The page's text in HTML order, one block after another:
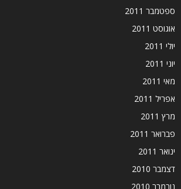
ספטמבר 2011
אוגוסט 2011
יולי 2011
יוני 2011
מאי 2011
אפריל 2011
מרץ 2011
פברואר 2011
ינואר 2011
דצמבר 2010
נובמבר 2010